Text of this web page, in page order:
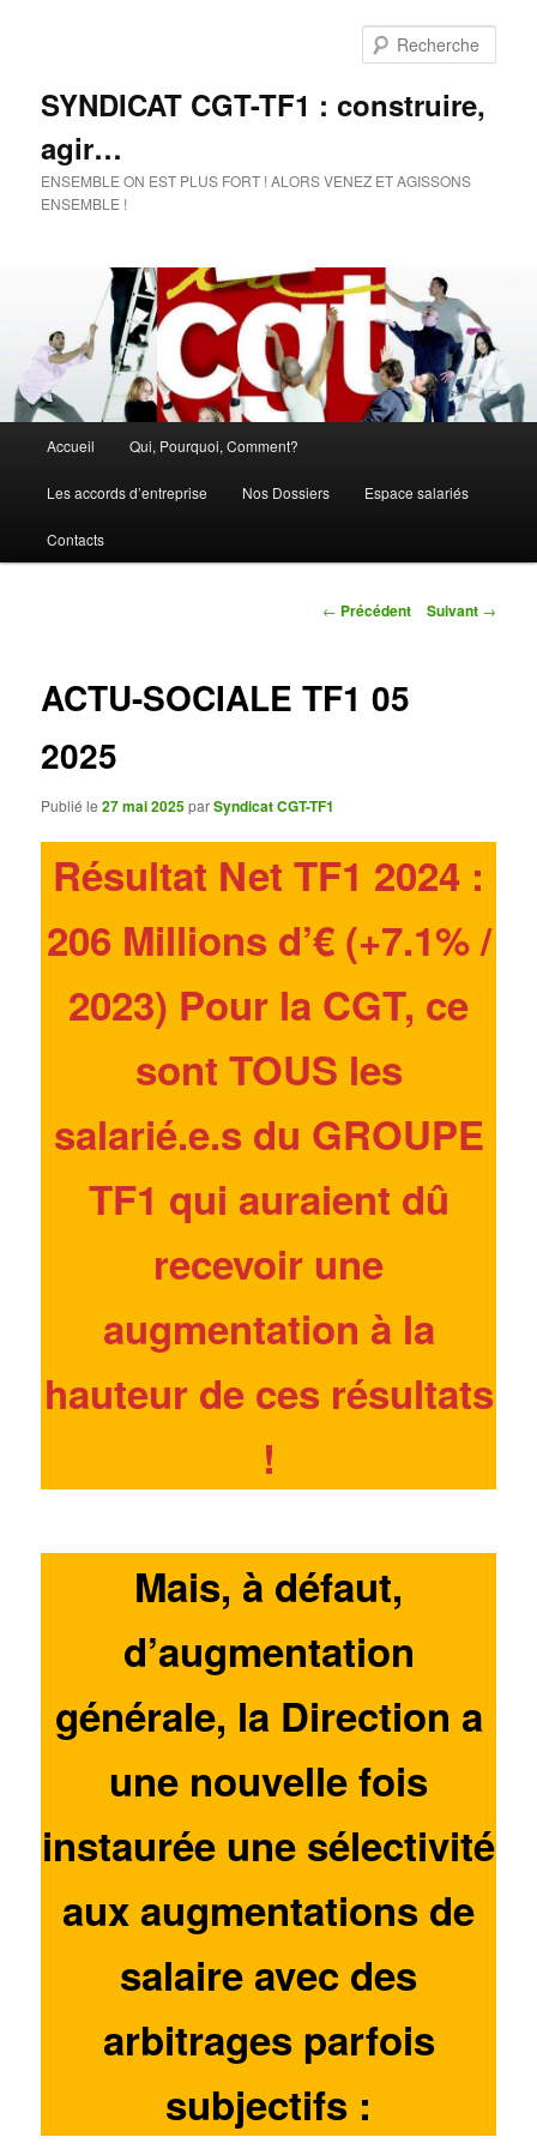
SYNDICAT CGT-TF1 : construire,
agir…
ENSEMBLE ON EST PLUS FORT ! ALORS VENEZ ET AGISSONS
ENSEMBLE !
principal
Aller
au
contenu
Accueil Qui, Pourquoi, Comment?
Les accords d’entreprise Nos Dossiers Espace salariés
Contacts
Navigation
← Précédent Suivant →
ACTU-SOCIALE TF1 05
2025
Publié le27 mai 2025parSyndicat CGT-TF1
Résultat Net TF1 2024 :
206 Millions d’€ (+7.1% /
2023) Pour la CGT, ce
sont TOUS les
salarié.e.s du GROUPE
TF1 qui auraient dû
recevoir une
augmentation à la
hauteur de ces résultats
!
Mais, à défaut,
d’augmentation
générale, la Direction a
une nouvelle fois
instaurée une sélectivité
aux augmentations de
salaire avec des
arbitrages parfois
subjectifs :